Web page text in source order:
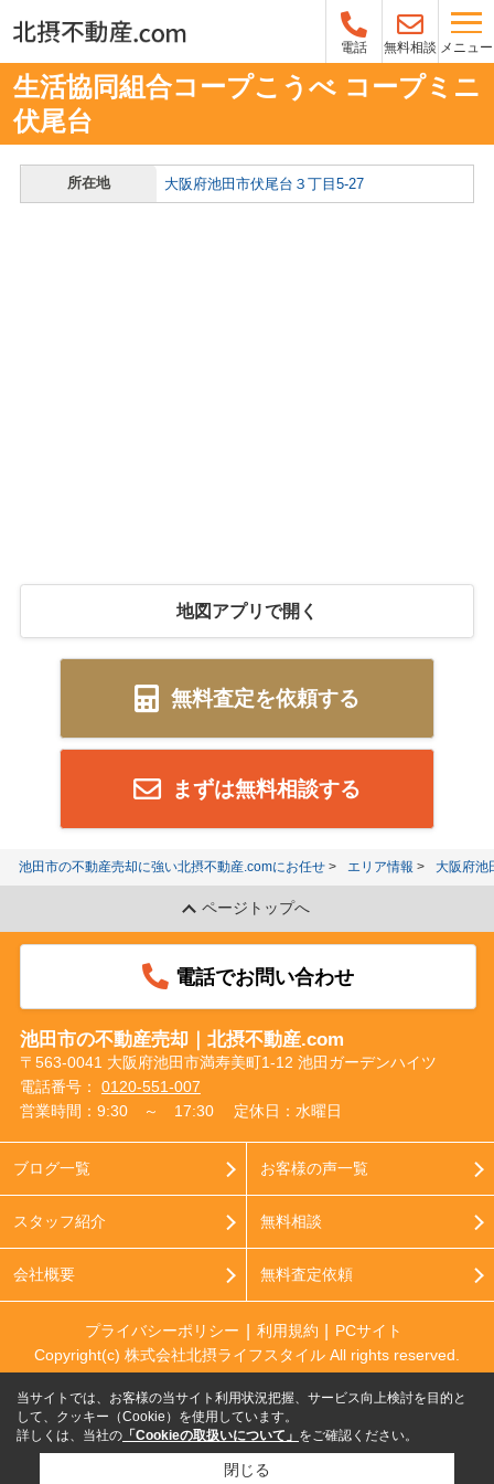
電話 無料相談 メニュー
生活協同組合コープこうべ コープミニ
伏尾台
所在地 大阪府池田市伏尾台３丁目5-27
地図アプリで開く
無料査定を依頼する
まずは無料相談する
池田市の不動産売却に強い北摂不動産.comにお任せ エリア情報 大阪府池
ページトップへ
電話でお問い合わせ
池田市の不動産売却｜北摂不動産.com
〒563-0041 大阪府池田市満寿美町1-12 池田ガーデンハイツ
電話番号： 0120-551-007
営業時間：9:30 ～ 17:30
定休日：水曜日
ブログ一覧
スタッフ紹介
会社概要
お客様の声一覧
無料相談
無料査定依頼
プライバシーポリシー 利用規約
PCサイト
Copyright(c) 株式会社北摂ライフスタイル All rights reserved.
当サイトでは、お客様の当サイト利用状況把握、サービス向上検討を目的と
して、クッキー（Cookie）を使用しています。
詳しくは、当社の 「Cookieの取扱いについて」 をご確認ください。
閉じる